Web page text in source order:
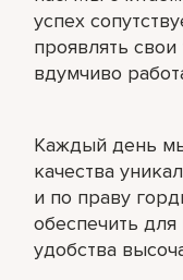
успех
проявлять
вдумчиво
Каждый день
качества
и по праву
обеспечить для
удобства